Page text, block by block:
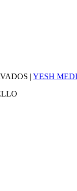
| YESH